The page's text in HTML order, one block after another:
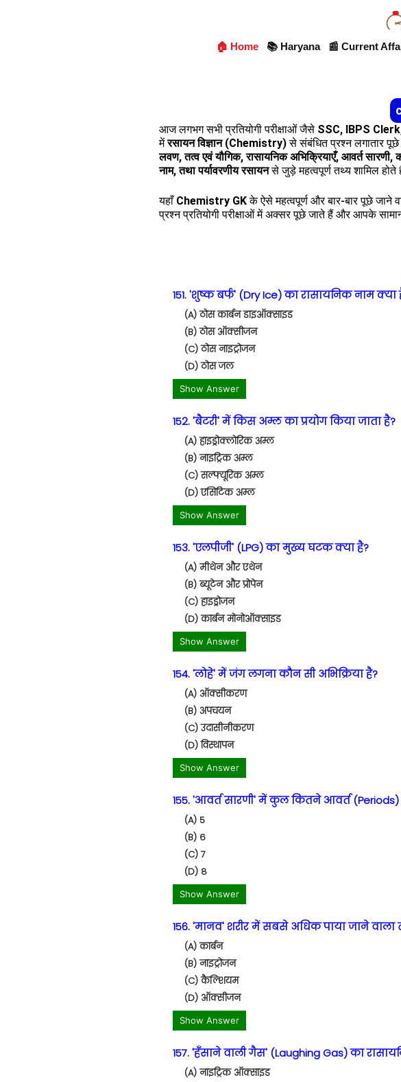
🏠 Home 📚 Haryana 📰 Current
आज लगभग सभी प्रतियोगी परीक्षाओं जैसे SSC, IBPS
मेंरसायन विज्ञान (Chemistry)से संबंधित प्रश्न लगातार
लवण, तत्व एवं यौगिक, रासायनिक अभिक्रियाएँ, आवर्त
नाम, तथा पर्यावरणीय रसायनसे जुड़े महत्वपूर्ण तथ्य शामिल होते
यहाँ Chemistry GKके ऐसे महत्वपूर्ण और बार-बार पूछे जाने
प्रश्न प्रतियोगी परीक्षाओं में अक्सर पूछे जाते हैं और आपके
151. 'शुष्क बर्फ' (Dry Ice) का रासायनिक नाम क्या
(A) ठोस कार्बन डाइऑक्साइड
(B) ठोस ऑक्सीजन
(C) ठोस नाइट्रोजन
(D) ठोस जल
Show Answer
152. 'बैटरी' में किस अम्ल का प्रयोग किया जाता है?
(A) हाइड्रोक्लोरिक अम्ल
(B) नाइट्रिक अम्ल
(C) सल्फ्यूरिक अम्ल
(D) एसिटिक अम्ल
Show Answer
153. 'एलपीजी' (LPG) का मुख्य घटक क्या है?
(A) मीथेन और एथेन
(B) ब्यूटेन और प्रोपेन
(C) हाइड्रोजन
(D) कार्बन मोनोऑक्साइड
Show Answer
154. 'लोहे' में जंग लगना कौन सी अभिक्रिया है?
(A) ऑक्सीकरण
(B) अपचयन
(C) उदासीनीकरण
(D) विस्थापन
Show Answer
155. 'आवर्त सारणी' में कुल कितने आवर्त (Periods)
(A) 5
(B) 6
(C) 7
(D) 8
Show Answer
156. 'मानव' शरीर में सबसे अधिक पाया जाने वाला
(A) कार्बन
(B) नाइट्रोजन
(C) कैल्शियम
(D) ऑक्सीजन
Show Answer
157. 'हँसाने वाली गैस' (Laughing Gas) का
(A) नाइट्रिक ऑक्साइड